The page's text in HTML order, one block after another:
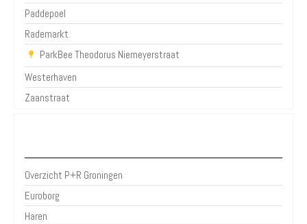
Paddepoel
Rademarkt
ParkBee Theodorus Niemeyerstraat
Westerhaven
Zaanstraat
Overzicht P+R Groningen
Euroborg
Haren